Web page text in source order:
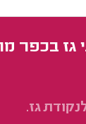
גז בכפר
גז.